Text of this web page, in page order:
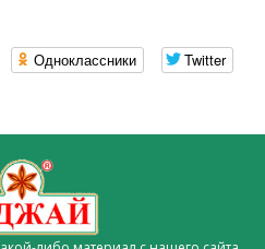
Одноклассники
Twitter